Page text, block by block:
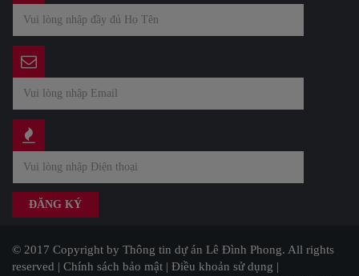
© 2017 Copyright by Thông tin dự án Lê Đình Phong. All rights
reserved | Chính sách bảo mật | Điều khoản sử dụng |